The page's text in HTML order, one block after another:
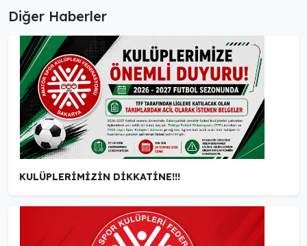
Diğer Haberler
KULÜPLERİMİZİN DİKKATİNE!!!